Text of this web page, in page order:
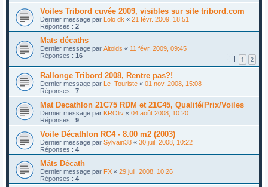
Voiles Tribord cuvée 2009, visibles sur site tribord.com
Dernier message par Lolo dk « 21 févr. 2009, 18:51
Réponses : 2
Mats décaths
Dernier message par Altoids « 11 févr. 2009, 09:45
Réponses : 16 1 2
Rallonge Tribord 2008, Rentre pas?!
Dernier message par Le_Touriste « 01 nov. 2008, 15:08
Réponses : 7
Mat Decathlon 21C75 RDM et 21C45, Qualité/Prix/Voiles
Dernier message par KROliv « 04 août 2008, 10:20
Réponses : 9
Voile Décathlon RC4 - 8.00 m2 (2003)
Dernier message par Sylvain38 « 30 juil. 2008, 10:22
Réponses : 4
Mâts Décath
Dernier message par FX « 29 juil. 2008, 10:26
Réponses : 4